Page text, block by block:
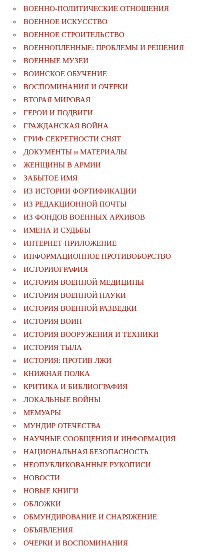
ВОЕННО-ПОЛИТИЧЕСКИE ОТНОШЕНИЯ
ВОЕННОЕ ИСКУССТВО
ВОЕННОЕ СТРОИТЕЛЬСТВО
ВОЕННОПЛЕННЫЕ: ПРОБЛЕМЫ И РЕШЕНИЯ
ВОЕННЫЕ МУЗЕИ
ВОИНСКОЕ ОБУЧЕНИЕ
ВОСПОМИНАНИЯ И ОЧЕРКИ
ВТОРАЯ МИРОВАЯ
ГЕРОИ И ПОДВИГИ
ГРАЖДАНСКАЯ ВОЙНА
ГРИФ СЕКРЕТНОСТИ СНЯТ
ДОКУМЕНТЫ и МАТЕРИАЛЫ
ЖЕНЩИНЫ В АРМИИ
ЗАБЫТОЕ ИМЯ
ИЗ ИСТОРИИ ФОРТИФИКАЦИИ
ИЗ РЕДАКЦИОННОЙ ПОЧТЫ
ИЗ ФОНДОВ ВОЕННЫХ АРХИВОВ
ИМЕНА И СУДЬБЫ
ИНТЕРНЕТ-ПРИЛОЖЕНИЕ
ИНФОРМАЦИОННОЕ ПРОТИВОБОРСТВО
ИСТОРИОГРАФИЯ
ИСТОРИЯ ВОЕННОЙ МЕДИЦИНЫ
ИСТОРИЯ ВОЕННОЙ НАУКИ
ИСТОРИЯ ВОЕННОЙ РАЗВЕДКИ
ИСТОРИЯ ВОИН
ИСТОРИЯ ВООРУЖЕНИЯ И ТЕХНИКИ
ИСТОРИЯ ТЫЛА
ИСТОРИЯ: ПРОТИВ ЛЖИ
КНИЖНАЯ ПОЛКА
КРИТИКА И БИБЛИОГРАФИЯ
ЛОКАЛЬНЫЕ ВОЙНЫ
МЕМУАРЫ
МУНДИР ОТЕЧЕСТВА
НАУЧНЫЕ СООБЩЕНИЯ И ИНФОРМАЦИЯ
НАЦИОНАЛЬНАЯ БЕЗОПАСНОСТЬ
НЕОПУБЛИКОВАННЫЕ РУКОПИСИ
НОВОСТИ
НОВЫЕ КНИГИ
ОБЛОЖКИ
ОБМУНДИРОВАНИЕ И СНАРЯЖЕНИЕ
ОБЪЯВЛЕНИЯ
ОЧЕРКИ И ВОСПОМИНАНИЯ